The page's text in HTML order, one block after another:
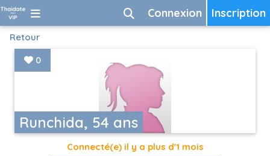
Inscription
Connexion
Retour
Runchida, 54 ans
0
Connecté(e) il y a plus d'1 mois